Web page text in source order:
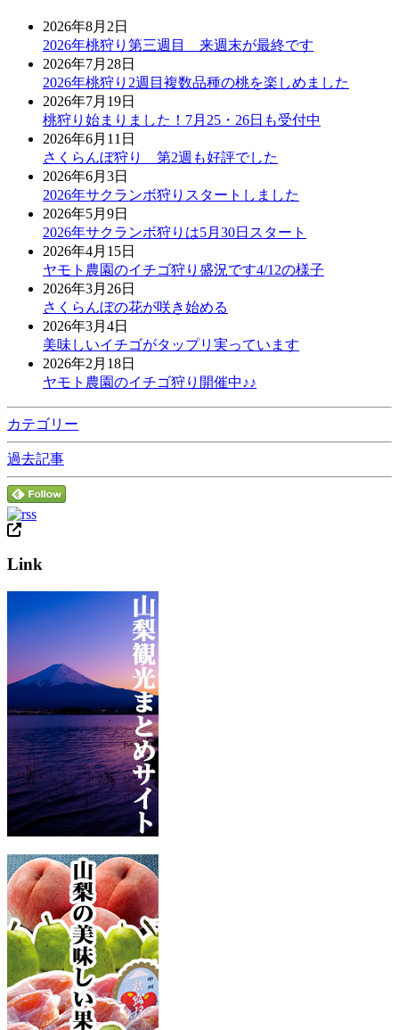
2026年8月2日
2026年桃狩り第三週目 来週末が最終です
2026年7月28日
2026年桃狩り2週目複数品種の桃を楽しめました
2026年7月19日
桃狩り始まりました！7月25・26日も受付中
2026年6月11日
さくらんぼ狩り 第2週も好評でした
2026年6月3日
2026年サクランボ狩りスタートしました
2026年5月9日
2026年サクランボ狩りは5月30日スタート
2026年4月15日
ヤモト農園のイチゴ狩り盛況です4/12の様子
2026年3月26日
さくらんぼの花が咲き始める
2026年3月4日
美味しいイチゴがタップリ実っています
2026年2月18日
ヤモト農園のイチゴ狩り開催中♪♪
カテゴリー
過去記事
Link